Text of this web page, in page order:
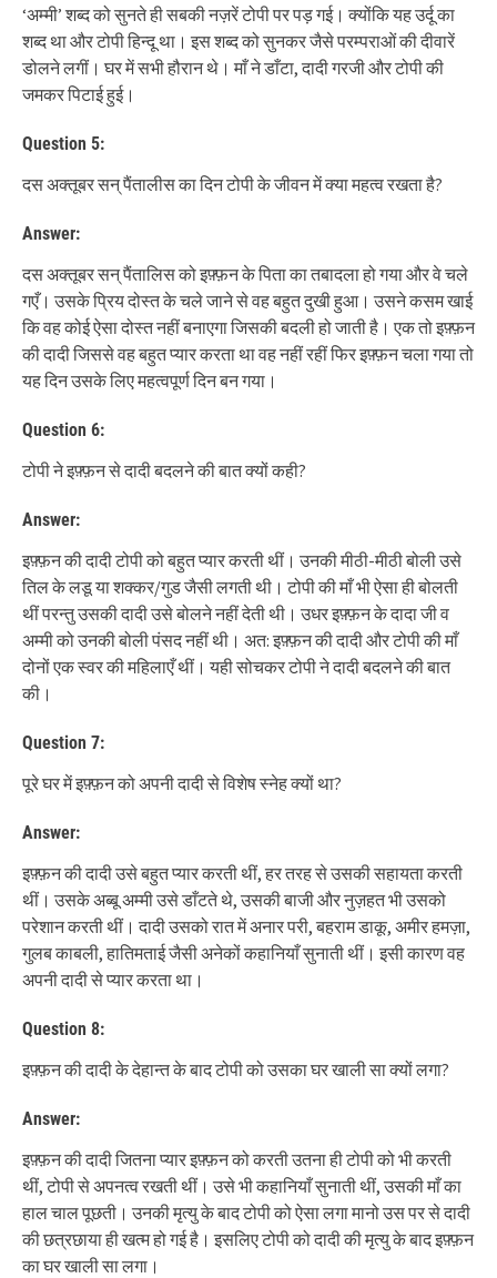
‘अम्मी’ शब्द को सुनते ही सबकी नज़रें टोपी पर पड़ गई। क्योंकि यह उर्दू का
शब्द था और टोपी हिन्दू था। इस शब्द को सुनकर जैसे परम्पराओं की दीवारें
डोलने लगीं। घर में सभी हौरान थे। माँ ने डाँटा, दादी गरजी और टोपी की
जमकर पिटाई हुई।
Question 5:
दस अक्तूबर सन् पैंतालीस का दिन टोपी के जीवन में क्या महत्व रखता है?
Answer:
दस अक्तूबर सन् पैंतालिस को इफ़्फ़न के पिता का तबादला हो गया और वे चले
गएँ। उसके प्रिय दोस्त के चले जाने से वह बहुत दुखी हुआ। उसने कसम खाई
कि वह कोई ऐसा दोस्त नहीं बनाएगा जिसकी बदली हो जाती है। एक तो इफ़्फ़न
की दादी जिससे वह बहुत प्यार करता था वह नहीं रहीं फिर इफ़्फ़न चला गया तो
यह दिन उसके लिए महत्वपूर्ण दिन बन गया।
Question 6:
टोपी ने इफ़्फ़न से दादी बदलने की बात क्यों कही?
Answer:
इफ़्फ़न की दादी टोपी को बहुत प्यार करती थीं। उनकी मीठी-मीठी बोली उसे
तिल के लडू या शक्कर/गुड जैसी लगती थी। टोपी की माँ भी ऐसा ही बोलती
थीं परन्तु उसकी दादी उसे बोलने नहीं देती थी। उधर इफ़्फ़न के दादा जी व
अम्मी को उनकी बोली पंसद नहीं थी। अत: इफ़्फ़न की दादी और टोपी की माँ
दोनों एक स्वर की महिलाएँ थीं। यही सोचकर टोपी ने दादी बदलने की बात
की।
Question 7:
पूरे घर में इफ़्फ़न को अपनी दादी से विशेष स्नेह क्यों था?
Answer:
इफ़्फ़न की दादी उसे बहुत प्यार करती थीं, हर तरह से उसकी सहायता करती
थीं। उसके अब्बू अम्मी उसे डाँटते थे, उसकी बाजी और नुज़हत भी उसको
परेशान करती थीं। दादी उसको रात में अनार परी, बहराम डाकू, अमीर हमज़ा,
गुलब काबली, हातिमताई जैसी अनेकों कहानियाँ सुनाती थीं। इसी कारण वह
अपनी दादी से प्यार करता था।
Question 8:
इफ़्फ़न की दादी के देहान्त के बाद टोपी को उसका घर खाली सा क्यों लगा?
Answer:
इफ़्फ़न की दादी जितना प्यार इफ़्फ़न को करती उतना ही टोपी को भी करती
थीं, टोपी से अपनत्व रखती थीं। उसे भी कहानियाँ सुनाती थीं, उसकी माँ का
हाल चाल पूछती। उनकी मृत्यु के बाद टोपी को ऐसा लगा मानो उस पर से दादी
की छत्रछाया ही खत्म हो गई है। इसलिए टोपी को दादी की मृत्यु के बाद इफ़्फ़न
का घर खाली सा लगा।